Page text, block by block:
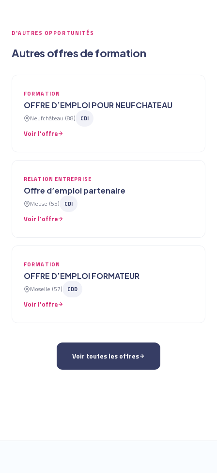
D'AUTRES OPPORTUNITÉS
Autres offres de formation
FORMATION
OFFRE D’EMPLOI POUR NEUFCHATEAU
Neufchâteau (88) CDI
Voir l'offre
RELATION ENTREPRISE
Offre d’emploi partenaire
Meuse (55) CDI
Voir l'offre
FORMATION
OFFRE D’EMPLOI FORMATEUR
Moselle (57) CDD
Voir l'offre
Voir toutes les offres